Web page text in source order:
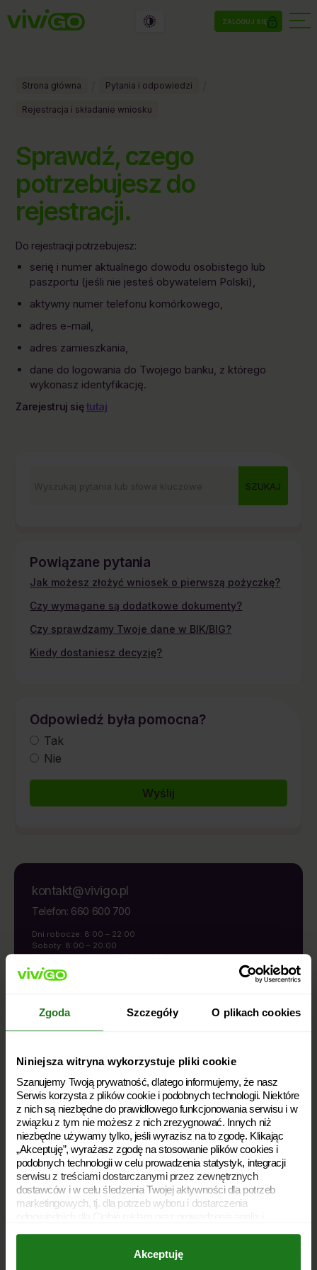
Zgoda Szczegóły O plikach cookies
Niniejsza witryna wykorzystuje pliki cookie
Szanujemy Twoją prywatność, dlatego informujemy, że nasz
Serwis korzysta z plików cookie i podobnych technologii. Niektóre
z nich są niezbędne do prawidłowego funkcjonowania serwisu i w
związku z tym nie możesz z nich zrezygnować. Innych niż
niezbędne używamy tylko, jeśli wyrazisz na to zgodę. Klikając
„Akceptuję”, wyrażasz zgodę na stosowanie plików cookies i
podobnych technologii w celu prowadzenia statystyk, integracji
serwisu z treściami dostarczanymi przez zewnętrznych
dostawców i w celu śledzenia Twojej aktywności dla potrzeb
marketingowych, tj. dla potrzeb wyboru i dostarczenia
wycofać, zmieniając ustawienia przeglądarki. Wycofanie zgody
Akceptuję
ZALOGUJ SIĘ
Strona główna Pytania i odpowiedzi
Rejestracja i składanie wniosku
Sprawdź, czego
potrzebujesz do
rejestracji.
Do rejestracji potrzebujesz:
serię i numer aktualnego dowodu osobistego lub
paszportu (jeśli nie jesteś obywatelem Polski),
aktywny numer telefonu komórkowego,
adres e-mail,
adres zamieszkania,
dane do logowania do Twojego banku, z którego
wykonasz identyfikację.
Zarejestruj siętutaj
Powiązane pytania
Jak możesz złożyć wniosek o pierwszą pożyczkę?
Czy wymagane są dodatkowe dokumenty?
Czy sprawdzamy Twoje dane w BIK/BIG?
Kiedy dostaniesz decyzję?
Odpowiedź była pomocna?
Tak
Nie
kontakt@vivigo.pl
Telefon: 660 600 700
Dni robocze: 8:00 – 22:00
Soboty: 8:00 – 20:00
Niedziele handlowe: 10:00 – 18:00
Polityka prywatności
Polityka plików cookies
Archiwum dokumentów
Słownik
Rodzaje pożyczek
Dostępność
Kariera
O nas